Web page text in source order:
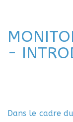
-
Dans le cadre